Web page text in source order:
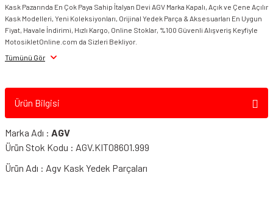
Kask Pazarında En Çok Paya Sahip İtalyan Devi AGV Marka Kapalı, Açık ve Çene Açılır
Kask Modelleri, Yeni Koleksiyonları, Orijinal Yedek Parça & Aksesuarları En Uygun
Fiyat, Havale İndirimi, Hızlı Kargo, Online Stoklar, %100 Güvenli Alışveriş Keyfiyle
MotosikletOnline.com da Sizleri Bekliyor.
Tümünü Gör
Ürün Bilgisi
Marka Adı : AGV
Ürün Stok Kodu : AGV.KIT08601.999
Ürün Adı : Agv Kask Yedek Parçaları